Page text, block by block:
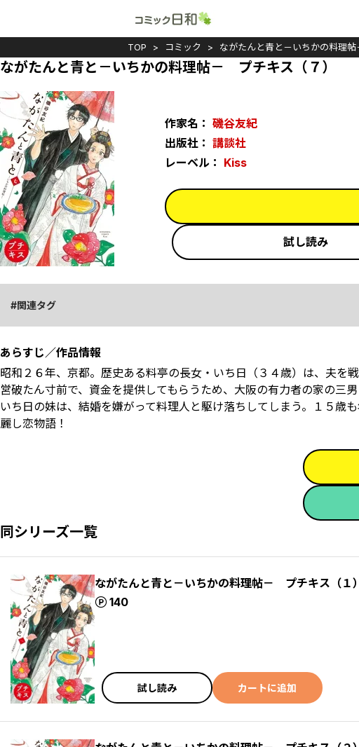
TOP コミック ながたんと青と－いちかの料理
ながたんと青と－いちかの料理帖－ プチキス（７）
作家名： 磯谷友紀
出版社： 講談社
レーベル： Kiss
試し読み
関連タグ
あらすじ／作品情報
昭和２６年、京都。歴史ある料亭の長女・いち日（３４歳）は、夫を
営破たん寸前で、資金を提供してもらうため、大阪の有力者の家の三
いち日の妹は、結婚を嫌がって料理人と駆け落ちしてしまう。１５歳
麗し恋物語！
同シリーズ一覧
ながたんと青と－いちかの料理帖－ プチキス（１）
140
ポイント
試し読み カートに追加